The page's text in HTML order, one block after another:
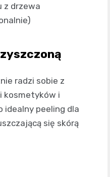
z drzewa
radzi sobie z
kosmetyków i
idealny peeling dla
się skórą